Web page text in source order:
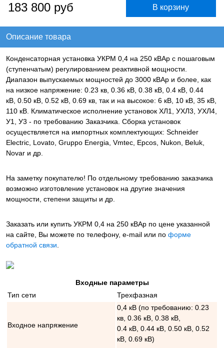
183 800 руб
Описание товара
Конденсаторная установка УКРМ 0,4 на 250 кВАр с пошаговым
(ступенчатым) регулированием реактивной мощности.
Диапазон выпускаемых мощностей до 3000 кВАр и более, как
на низкое напряжение: 0.23 кв, 0.36 кВ, 0.38 кВ, 0.4 кВ, 0.44
кВ, 0.50 кВ, 0.52 кВ, 0.69 кв, так и на высокое: 6 кВ, 10 кВ, 35 кВ,
110 кВ. Климатическое исполнение установок ХЛ1, УХЛ3, УХЛ4,
У1, У3 - по требованию Заказчика. Сборка установок
осуществляется на импортных комплектующих: Schneider
Electric, Lovato, Gruppo Energia, Vmtec, Epcos, Nukon, Beluk,
Novar и др.
На заметку покупателю! По отдельному требованию заказчика
возможно изготовление установок на другие значения
мощности, степени защиты и др.
Заказать или купить УКРМ 0,4 на 250 кВАр по цене указанной
на сайте, Вы можете по телефону, e-mail или по форме
обратной связи.
Входные параметры
Тип сети
Трехфазная
Входное напряжение
0,4 кВ (по требованию: 0.23
кв, 0.36 кВ, 0.38 кВ,
0.4 кВ, 0.44 кВ, 0.50 кВ, 0.52
кВ, 0.69 кВ)